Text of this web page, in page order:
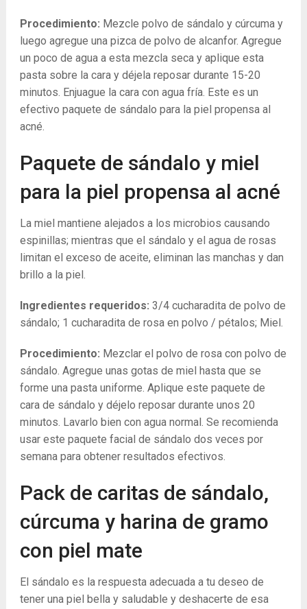
Procedimiento: Mezcle polvo de sándalo y cúrcuma y
luego agregue una pizca de polvo de alcanfor. Agregue
un poco de agua a esta mezcla seca y aplique esta
pasta sobre la cara y déjela reposar durante 15-20
minutos. Enjuague la cara con agua fría. Este es un
efectivo paquete de sándalo para la piel propensa al
acné.
Paquete de sándalo y miel
para la piel propensa al acné
La miel mantiene alejados a los microbios causando
espinillas; mientras que el sándalo y el agua de rosas
limitan el exceso de aceite, eliminan las manchas y dan
brillo a la piel.
Ingredientes requeridos: 3/4 cucharadita de polvo de
sándalo; 1 cucharadita de rosa en polvo / pétalos; Miel.
Procedimiento: Mezclar el polvo de rosa con polvo de
sándalo. Agregue unas gotas de miel hasta que se
forme una pasta uniforme. Aplique este paquete de
cara de sándalo y déjelo reposar durante unos 20
minutos. Lavarlo bien con agua normal. Se recomienda
usar este paquete facial de sándalo dos veces por
semana para obtener resultados efectivos.
Pack de caritas de sándalo,
cúrcuma y harina de gramo
con piel mate
El sándalo es la respuesta adecuada a tu deseo de
tener una piel bella y saludable y deshacerte de esa